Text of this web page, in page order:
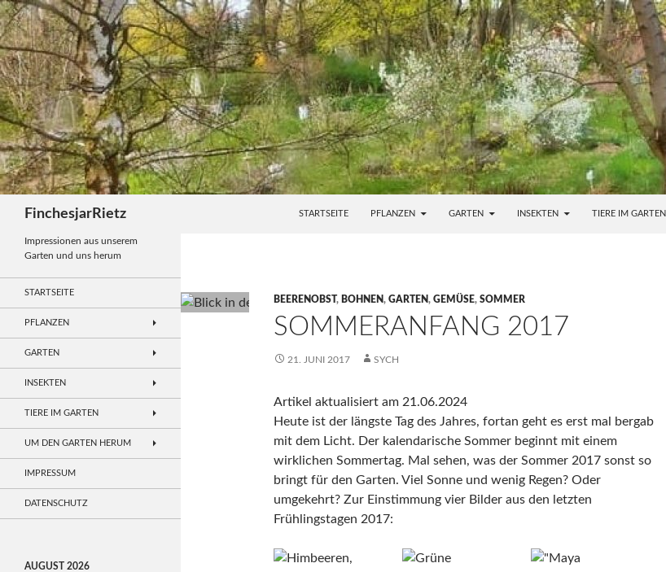
Zum
Inhalt
springen
FinchesjarRietz STARTSEITE PFLANZEN GARTEN INSEKTEN TIERE IM GARTEN
BEERENOBST, BOHNEN, GARTEN, GEMÜSE, SOMMER
SOMMERANFANG 2017
21. JUNI 2017 SYCH
Artikel aktualisiert am 21.06.2024
Heute ist der längste Tag des Jahres, fortan geht es erst mal bergab
mit dem Licht. Der kalendarische Sommer beginnt mit einem
wirklichen Sommertag. Mal sehen, was der Sommer 2017 sonst so
bringt für den Garten. Viel Sonne und wenig Regen? Oder
umgekehrt? Zur Einstimmung vier Bilder aus den letzten
Frühlingstagen 2017:
Impressionen aus unserem
Garten und uns herum
STARTSEITE
PFLANZEN
GARTEN
INSEKTEN
TIERE IM GARTEN
UM DEN GARTEN HERUM
IMPRESSUM
DATENSCHUTZ
AUGUST 2026